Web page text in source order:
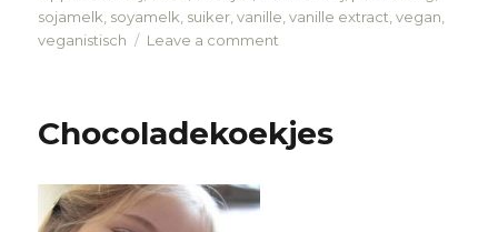
sojamelk, soyamelk, suiker,vanille,vanille extract,vegan,
veganistisch
Leave a comment
Chocoladekoekjes